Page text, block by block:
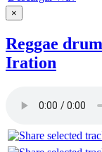
×
Reggae
Iration